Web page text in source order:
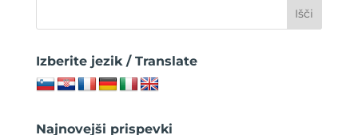
Izberite jezik / Translate
Najnovejši prispevki